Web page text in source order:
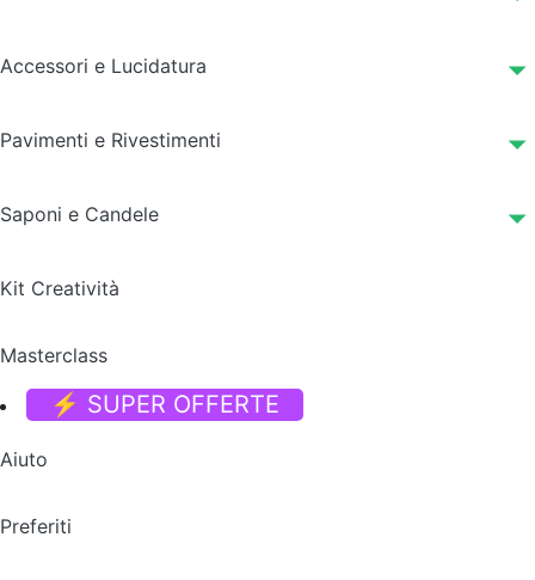
Accessori e Lucidatura
Pavimenti e Rivestimenti
Saponi e Candele
Kit Creatività
Masterclass
⚡ SUPER OFFERTE
Aiuto
Preferiti